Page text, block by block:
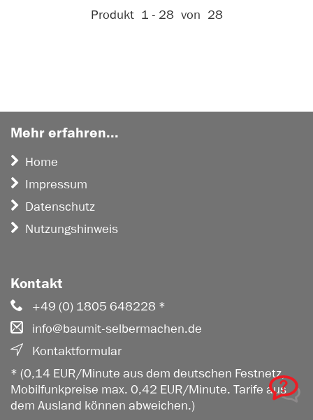
Aktive Filter:
Produkt 1 - 28 von 28
Mehr erfahren...
Home
Impressum
Datenschutz
Nutzungshinweis
Kontakt
+49 (0) 1805 648228 *
info@baumit-selbermachen.de
Kontaktformular
* (0,14 EUR/Minute aus dem deutschen Festnetz,
Mobilfunkpreise max. 0,42 EUR/Minute. Tarife aus
dem Ausland können abweichen.)